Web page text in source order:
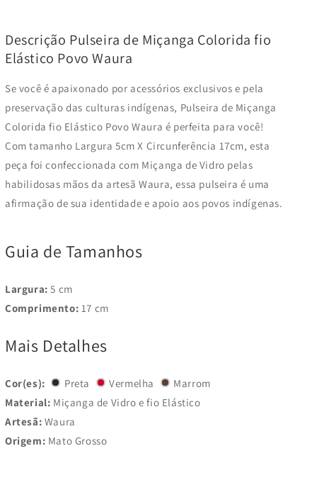
Descrição Pulseira de Miçanga Colorida fio
Elástico Povo Waura
Se você é apaixonado por acessórios exclusivos e pela
preservação das culturas indígenas, Pulseira de Miçanga
Colorida fio Elástico Povo Waura é perfeita para você!
Com tamanho Largura 5cm X Circunferência 17cm, esta
peça foi confeccionada com Miçanga de Vidro pelas
habilidosas mãos da artesãWaura, essa pulseira é uma
afirmação de sua identidade e apoio aos povos indígenas.
Guia de Tamanhos
Largura: 5 cm
Comprimento: 17 cm
Mais Detalhes
Cor(es): Preta Vermelha
Marrom
Material: Miçanga de Vidro e fio Elástico
Artesã: Waura
Origem: Mato Grosso